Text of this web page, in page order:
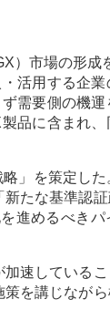
）市場の形成
活用する企業
需要側の機
品に含まれ
」を策定し
たな基準認
進めるべきパ
速している
を講じなが